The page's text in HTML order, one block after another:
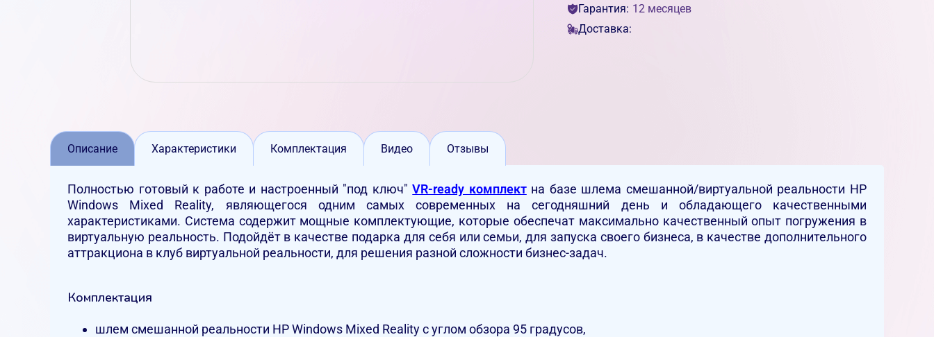
Гарантия: 12 месяцев
Доставка:
Описание Характеристики Комплектация Видео Отзывы
Полностью готовый к работе и настроенный "под ключ"VR-ready комплектна базе шлема смешанной/виртуальной реальности HP
Windows Mixed Reality, являющегося одним самых современных на сегодняшний день и обладающего качественными
характеристиками. Система содержит мощные комплектующие, которые обеспечат максимально качественный опыт погружения в
виртуальную реальность. Подойдёт в качестве подарка для себя или семьи, для запуска своего бизнеса, в качестве дополнительного
аттракциона в клуб виртуальной реальности, для решения разной сложности бизнес-задач.
Комплектация
шлем смешанной реальности HP Windows Mixed Reality с углом обзора 95 градусов,